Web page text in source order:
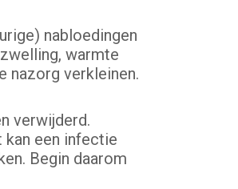
nabloedingen
warmte
nazorg verkleinen.
verwijderd.
kan een infectie
Begin daarom